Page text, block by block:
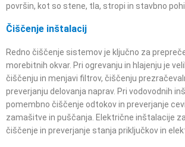
površin, kot so stene, tla, stropi in stavbno
Čiščenje inštalacij
Redno čiščenje sistemov je ključno za
morebitnih okvar. Pri ogrevanju in hlajenju je
čiščenju in menjavi filtrov, čiščenju
preverjanju delovanja naprav. Pri vodovodnih
pomembno čiščenje odtokov in preverjanje
zamašitve in puščanja. Električne inštalacije
čiščenje in preverjanje stanja priključkov in